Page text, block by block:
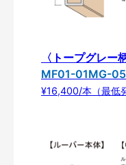
〈トープグレー
MF01-01MG-
¥16,400/本（最低